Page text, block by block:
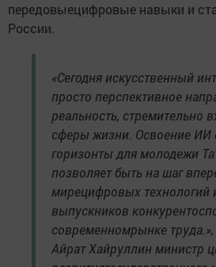
передовыецифровые навыки и
России.
«Сегодня искусственный
просто перспективное
реальность, стремительно
сферы жизни. Освоение ИИ
горизонты для молодежи
позволяет быть на шаг
мирецифровых технологий
выпускников
современномрынке
Айрат Хайруллин министр